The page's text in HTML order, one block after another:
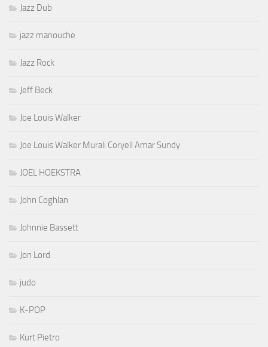
Jazz Dub
jazz manouche
Jazz Rock
Jeff Beck
Joe Louis Walker
Joe Louis Walker Murali Coryell Amar Sundy
JOEL HOEKSTRA
John Coghlan
Johnnie Bassett
Jon Lord
judo
K-POP
Kurt Pietro